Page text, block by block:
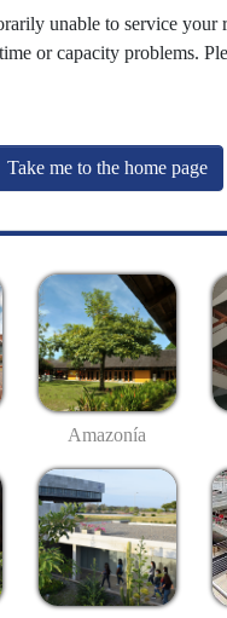
unable to service your
or capacity problems.
Take me to the home page
Amazonía